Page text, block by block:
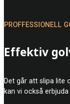
Effektiv
Det går att slipa lite
kan vi också
PROFFESSIONELL